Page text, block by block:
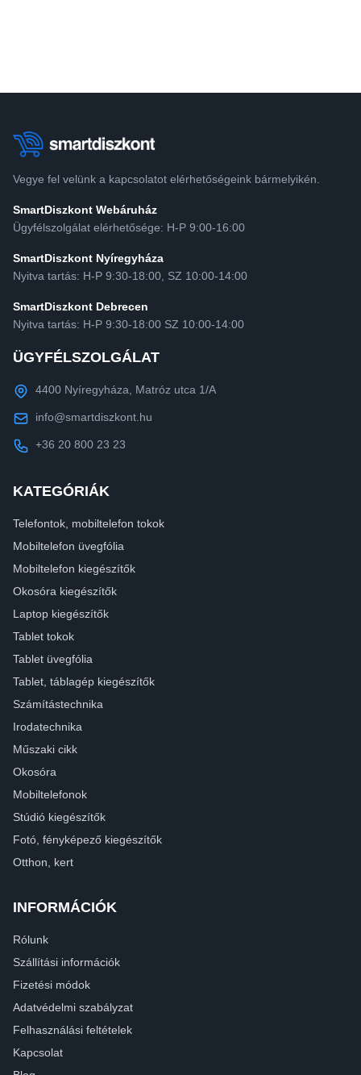
Vegye fel velünk a kapcsolatot elérhetőségeink bármelyikén.
SmartDiszkont Webáruház
Ügyfélszolgálat elérhetősége: H-P 9:00-16:00
SmartDiszkont Nyíregyháza
Nyitva tartás: H-P 9:30-18:00, SZ 10:00-14:00
SmartDiszkont Debrecen
Nyitva tartás: H-P 9:30-18:00 SZ 10:00-14:00
ÜGYFÉLSZOLGÁLAT
4400 Nyíregyháza, Matróz utca 1/A
info@smartdiszkont.hu
+36 20 800 23 23
KATEGÓRIÁK
Telefontok, mobiltelefon tokok
Mobiltelefon üvegfólia
Mobiltelefon kiegészítők
Okosóra kiegészítők
Laptop kiegészítők
Tablet tokok
Tablet üvegfólia
Tablet, táblagép kiegészítők
Számítástechnika
Irodatechnika
Műszaki cikk
Okosóra
Mobiltelefonok
Stúdió kiegészítők
Fotó, fényképező kiegészítők
Otthon, kert
INFORMÁCIÓK
Rólunk
Szállítási információk
Fizetési módok
Adatvédelmi szabályzat
Felhasználási feltételek
Kapcsolat